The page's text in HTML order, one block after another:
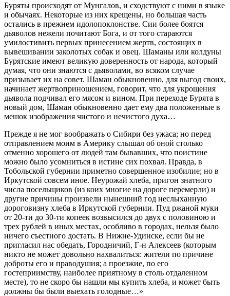
Буряты происходят от Мунгалов, и сходствуют с ними в языке
и обычаях. Некоторые из них крещены, но большая часть
остались в прежнем идолопоклонстве. Сии более боятся
дьяволов нежели почитают Бога, и от того стараются
умилостивить первых принесением жертв, состоящих в
вывешивании заколотых собак и овец. Шаманы или колдуны
Бурятские имеют великую доверенность от народа, который
думая, что они знаются с дьяволами, во всяком случае
призывает их на совет. Шаман обыкновенно, для выгод своих,
начинает жертвоприношением, говорит, что для укрощения
дьявола подчивал его мясом и вином. При переходе Бурята в
новый дом, Шаман обыкновенно дает ему два положенные в
мешок изображения чистого и нечистого духа…
Прежде я не мог воображать о Сибири без ужаса; но перед
отправлением моим в Америку слышал об оной столько
отменно хорошего от людей там бывавших, что поистине
можно было усомниться в истине сих похвал. Правда, в
Тобольской губернии приметно совершенное изобилие; но в
Иркутской совсем иное. Неурожай хлеба, пригон знатного
числа посельщиков (из коих многие на дороге перемерли) и
другие причины произвели нынешний год неслыханную
дороговизну хлеба в Иркутской губернии. Пуд ржаной муки
от 20-ти до 30-ти копеек возвысился до двух с половиною и
трех рублей в иных местах, особливо в городах, нельзя было
ничего съестного достать. В Нижне-Удинске, если бы не
пригласил нас обедать, Городничий, Г-н Алексеев (которым
никто не может довольно нахвалиться: жители по причине
доброты его и праводушия; a проезжие, по его
гостеприимству, наиболее приятному в столь отдаленном
месте), то не скоро бы нашли мы купить хлеба, и может быть
должны бы были выехать голодные…»